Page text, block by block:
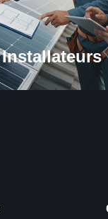
Installateurs